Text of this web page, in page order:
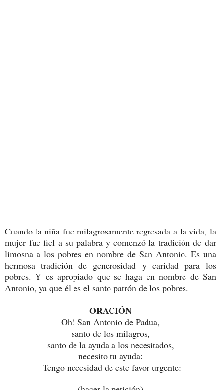
Cuando la niña fue milagrosamente regresada a la vida, la
mujer fue fiel a su palabra y comenzó la tradición de dar
limosna a los pobres en nombre de San Antonio. Es una
hermosa tradición de generosidad y caridad para los
pobres. Y es apropiado que se haga en nombre de San
Antonio, ya que él es el santo patrón de los pobres.
ORACIÓN
Oh! San Antonio de Padua,
santo de los milagros,
santo de la ayuda a los necesitados,
necesito tu ayuda:
Tengo necesidad de este favor urgente: